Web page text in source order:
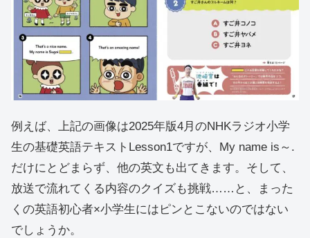
例えば、上記の画像は2025年版4月のNHKラジオ小学
生の基礎英語テキストLesson1ですが、My name is～.
だけにとどまらず、他の英文も出てきます。そして、
放送で流れてくる内容のクイズも挑戦……と、まった
くの英語初心者×小学生にはピンとこないのではない
でしょうか。